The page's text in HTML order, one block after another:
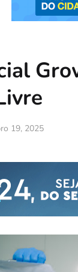
19, 2025